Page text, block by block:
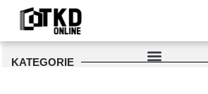
KATEGORIE